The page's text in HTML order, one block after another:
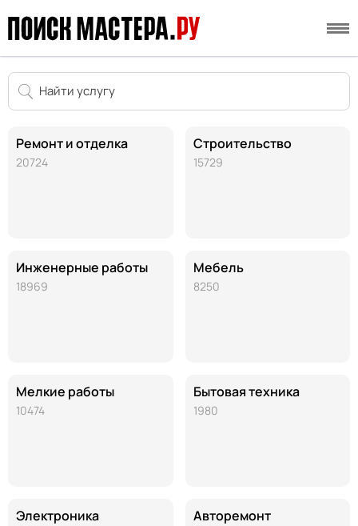
Ремонт и отделка
20724
Инженерные работы
18969
Мелкие работы
10474
Электроника
Строительство
15729
Мебель
8250
Бытовая техника
1980
Авторемонт